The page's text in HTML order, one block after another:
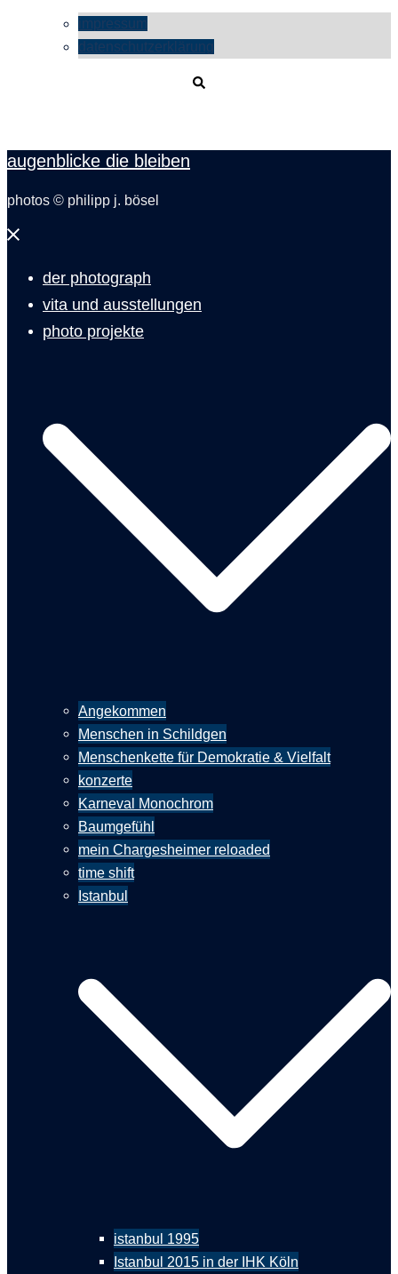
impressum
datenschutzerklärung
augenblicke die bleiben
photos © philipp j. bösel
Menü
der photograph
vita und ausstellungen
photo projekte
Angekommen
Menschen in Schildgen
Menschenkette für Demokratie & Vielfalt
konzerte
Karneval Monochrom
Baumgefühl
mein Chargesheimer reloaded
time shift
Istanbul
istanbul 1995
Istanbul 2015 in der IHK Köln